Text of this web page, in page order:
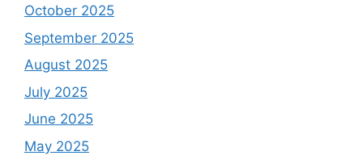
October 2025
September 2025
August 2025
July 2025
June 2025
May 2025